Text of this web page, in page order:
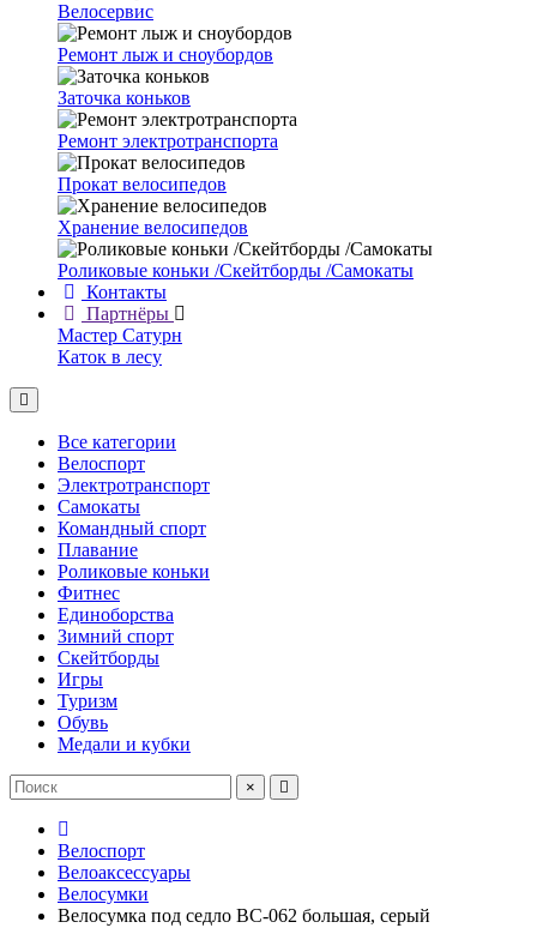
Велосервис
Ремонт лыж и сноубордов
Заточка коньков
Ремонт электротранспорта
Прокат велосипедов
Хранение велосипедов
Роликовые коньки /Скейтборды /Самокаты
Контакты
Партнёры
Мастер Сатурн
Каток в лесу
Все категории
Велоспорт
Электротранспорт
Самокаты
Командный спорт
Плавание
Роликовые коньки
Фитнес
Единоборства
Зимний спорт
Скейтборды
Игры
Туризм
Обувь
Медали и кубки
×
Велоспорт
Велоаксессуары
Велосумки
Велосумка под седло BC-062 большая, серый